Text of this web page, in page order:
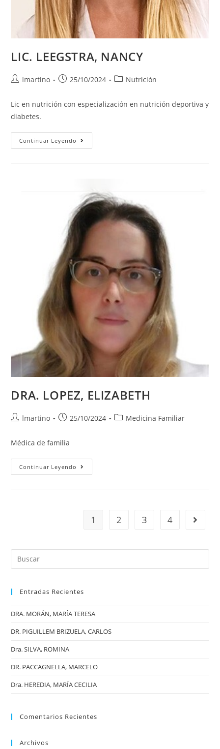
LIC. LEEGSTRA, NANCY
lmartino 25/10/2024 Nutrición
Lic en nutrición con especialización en nutrición deportiva y
diabetes.
Continuar Leyendo
DRA. LOPEZ, ELIZABETH
lmartino 25/10/2024 Medicina Familiar
Médica de familia
Continuar Leyendo
1 2 3 4
Entradas Recientes
DRA. MORÁN, MARÍA TERESA
DR. PIGUILLEM BRIZUELA, CARLOS
Dra. SILVA, ROMINA
DR. PACCAGNELLA, MARCELO
Dra. HEREDIA, MARÍA CECILIA
Comentarios Recientes
Archivos